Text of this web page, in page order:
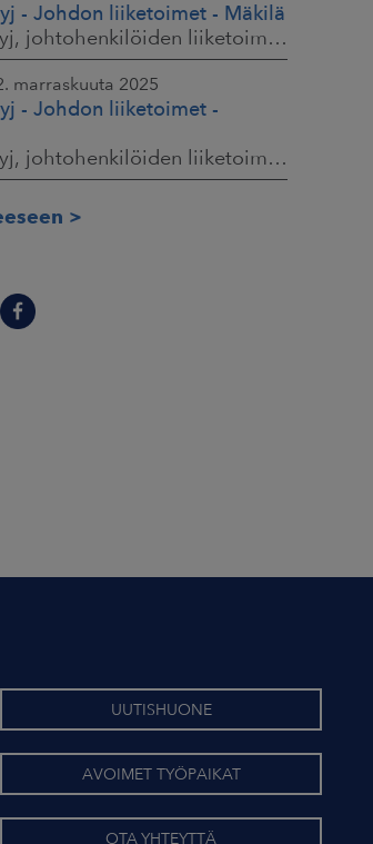
- Johdon liiketoimet - Mäkilä
HKFoods Oyj, johtohenkilöiden liiketoimet, 12.11.2025 klo 18.00
marraskuuta 2025
- Johdon liiketoimet -
HKFoods Oyj, johtohenkilöiden liiketoimet, 12.11.2025 klo 18.00
UUTISHUONE
AVOIMET TYÖPAIKAT
OTA YHTEYTTÄ